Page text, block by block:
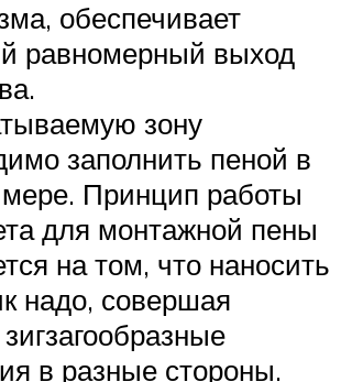
обеспечивает
равномерный выход
зону
заполнить пеной в
Принцип работы
для монтажной пены
на том, что наносить
надо, совершая
в разные стороны.